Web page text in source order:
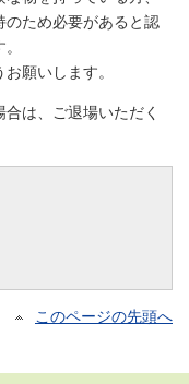
のため必要があると認
願いします。
は、ご退場いただく
このページの先頭へ